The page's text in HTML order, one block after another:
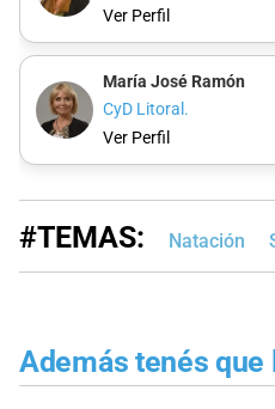
Ver Perfil
María José Ramón
CyD Litoral.
Ver Perfil
#TEMAS: Natación
Además tenés que